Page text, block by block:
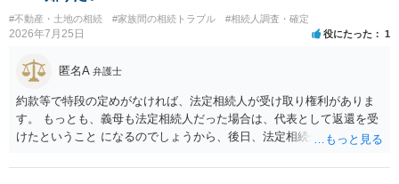
#不動産・土地の相続 #家族間の相続トラブル #相続人調査・確定
2026年7月25日 役にたった 1
匿名A 弁護士
約款等で特段の定めがなければ、法定相続人が受け取り権利がありま
す。 もっとも、義母も法定相続人だった場合は、代表として返還を受
けたということ になるのでしょうから、後日、法定相続分に基づいて